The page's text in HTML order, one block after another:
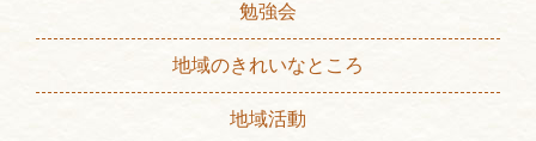
勉強会
地域のきれいなところ
地域活動